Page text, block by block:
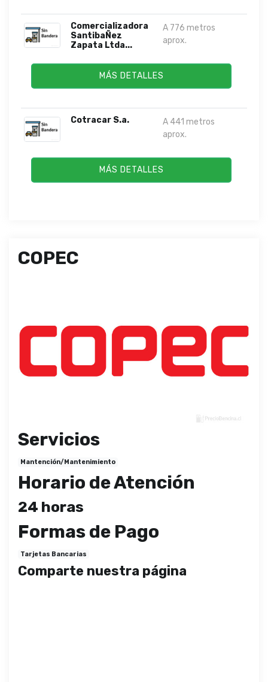
Comercializadora
SantibaÑez
Zapata Ltda...
A 776 metros
aprox.
MÁS DETALLES
Cotracar S.a.
A 441 metros
aprox.
MÁS DETALLES
COPEC
Servicios
Mantención/Mantenimiento
Horario de Atención
24 horas
Formas de Pago
Tarjetas Bancarias
Comparte nuestra página